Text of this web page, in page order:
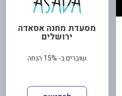
מסעדת מחנה אסאדה
ירושלים
שוברים ב- 15% הנחה